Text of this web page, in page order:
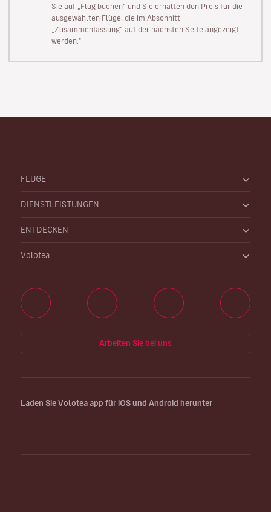
Sie auf „Flug buchen“ und Sie erhalten den Preis für die
ausgewählten Flüge, die im Abschnitt
„Zusammenfassung“ auf der nächsten Seite angezeigt
werden."
FLÜGE
DIENSTLEISTUNGEN
ENTDECKEN
Volotea
Arbeiten Sie bei uns
Laden Sie Volotea app für iOS und Android herunter